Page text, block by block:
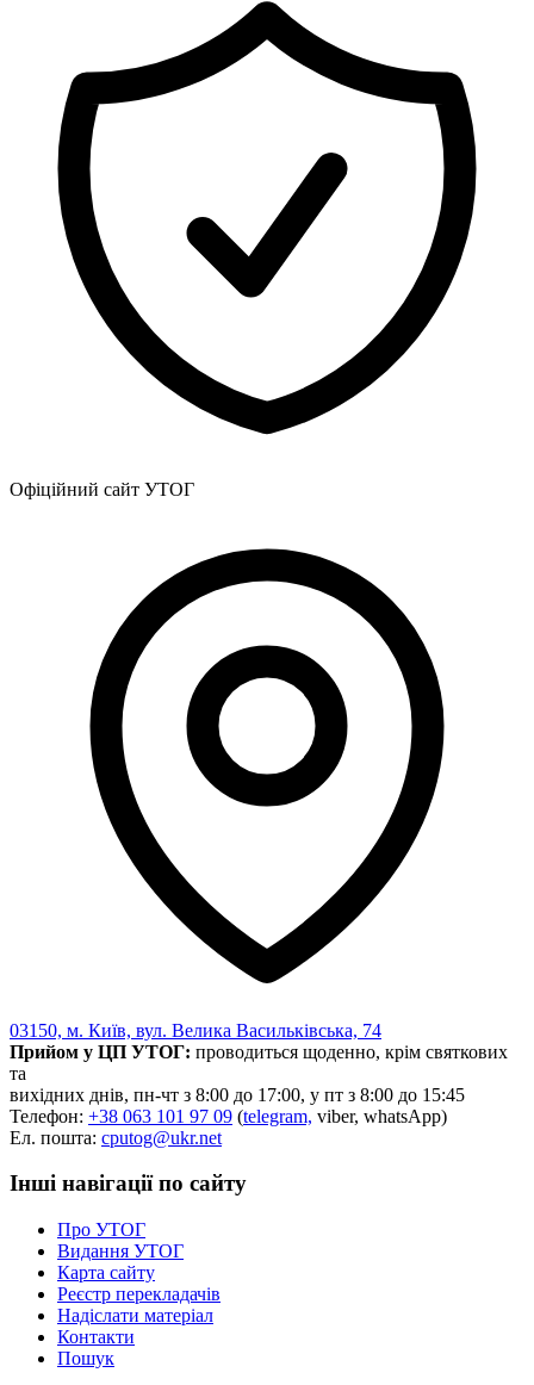
Безбар'єрність для глухих
Вінницька область
Волинська область
Житомирська область
Закарпатська область
Запорізька область
Івано-Франківська область
Київська область
Кіровоградська область
Львівська область
Миколаївська область
Одеська область
Полтавська область
Сумська область
Харківська область
Херсонська область
Хмельницька область
Черкаська область
Чернівецька область
Чернігівська область
Особи відповідальні за контактування з
питань укладення договорів
Вивчаємо жестову мову
Дитяча сторінка
Новини про жестову мову
Ресурс для вивчення жестових мов різних країн
ЦУЖМ
Проєкт "Жестова мова для поліцейських"
Про шахрайські схеми
На допомогу військовим
Нормативна база УТОГ
Конвенція ООН
Законодавство
Документи ВФГ
Офіційний сайт УТОГ
03150, м. Київ, вул. Велика Васильківська, 74
Прийом у ЦП УТОГ: проводиться щоденно, крім святкових
та
вихідних днів, пн-чт з 8:00 до 17:00, у пт з 8:00 до 15:45
Телефон: +38 063 101 97 09 (telegram, viber, whatsApp)
Ел. пошта: cputog@ukr.net
Інші навігації по сайту
Про УТОГ
Видання УТОГ
Карта сайту
Реєстр перекладачів
Надіслати матеріал
Контакти
Пошук